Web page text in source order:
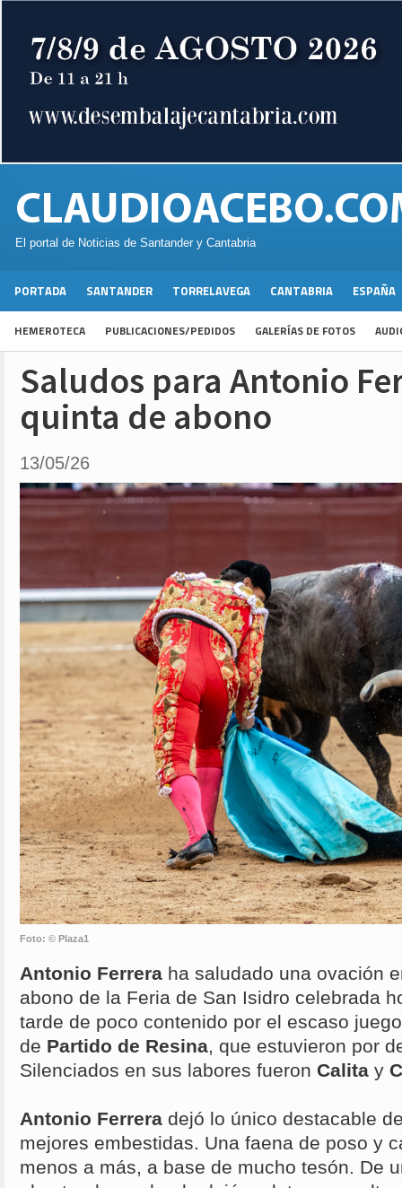
El portal de Noticias de Santander y Cantabria
PORTADA SANTANDER TORRELAVEGA CANTABRIA ESPAÑA
HEMEROTECA PUBLICACIONES/PEDIDOS GALERÍAS DE FOTOS
Saludos para Antonio
quinta de abono
13/05/26
Foto: © Plaza1
Antonio Ferrera ha saludado una ovación
abono de la Feria de San Isidro celebrada
tarde de poco contenido por el escaso
de Partido de Resina, que estuvieron por
Silenciados en sus labores fueron Calita y
Antonio Ferrera dejó lo único destacable
mejores embestidas. Una faena de poso y
menos a más, a base de mucho tesón. De